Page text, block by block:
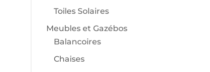
Toiles Solaires
Meubles et Gazébos
Balancoires
Chaises